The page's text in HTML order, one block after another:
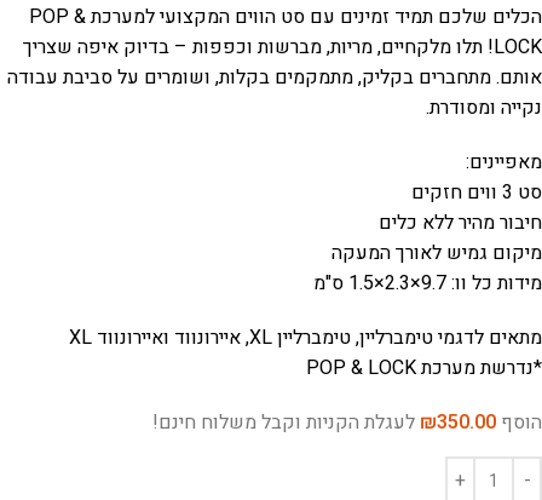
הכלים שלכם תמיד זמינים עם סט הווים המקצועי למערכת POP &
LOCK! תלו מלקחיים, מריות, מברשות וכפפות – בדיוק איפה שצריך
אותם. מתחברים בקליק, מתמקמים בקלות, ושומרים על סביבת עבודה
נקייה ומסודרת.
מאפיינים:
סט 3 ווים חזקים
חיבור מהיר ללא כלים
מיקום גמיש לאורך המעקה
מידות כל וו: 9.7×2.3×1.5 ס"מ
מתאים לדגמי טימברליין, טימברליין XL, איירונווד ואיירונווד XL
*נדרשת מערכת POP & LOCK
הוסף
₪350.00 לעגלת הקניות וקבל משלוח חינם!